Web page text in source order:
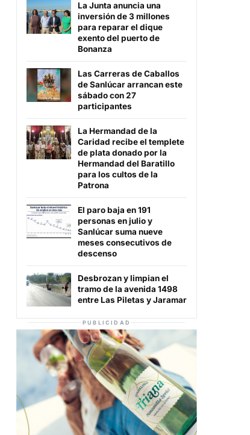
La Junta anuncia una
inversión de 3 millones
para reparar el dique
exento del puerto de
Bonanza
Las Carreras de Caballos
de Sanlúcar arrancan este
sábado con 27
participantes
La Hermandad de la
Caridad recibe el templete
de plata donado por la
Hermandad del Baratillo
para los cultos de la
Patrona
El paro baja en 191
personas en julio y
Sanlúcar suma nueve
meses consecutivos de
descenso
Desbrozan y limpian el
tramo de la avenida 1498
entre Las Piletas y Jaramar
PUBLICIDAD